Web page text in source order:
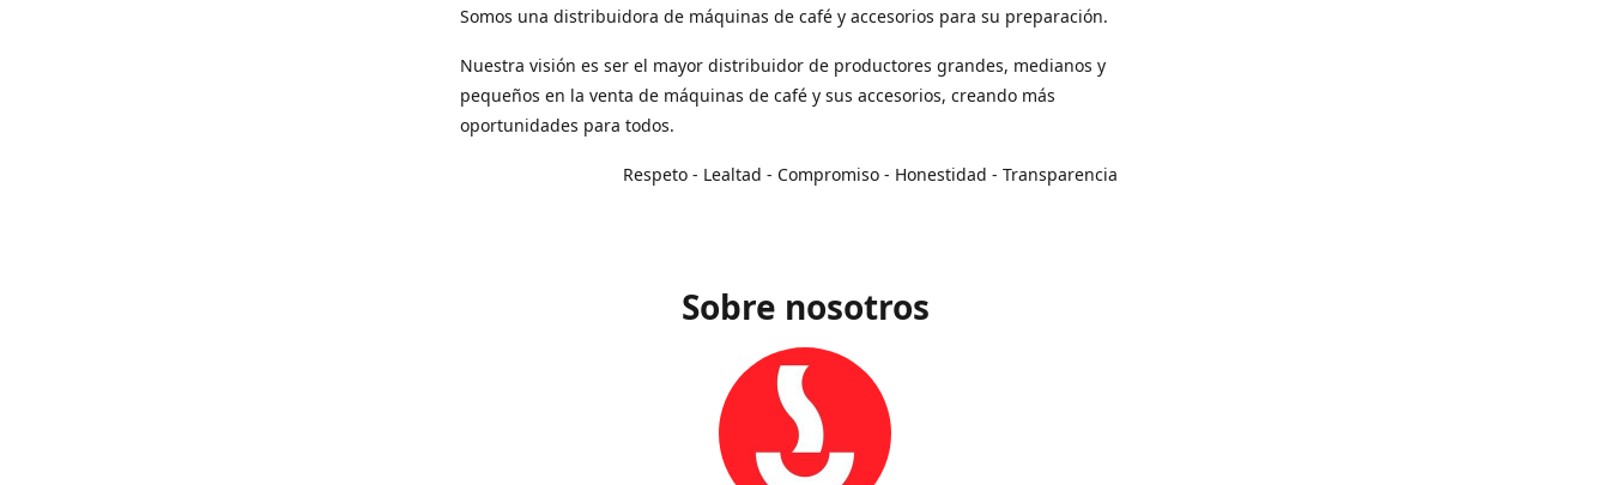
Somos una distribuidora de máquinas de café y accesorios para su preparación.
Nuestra visión es ser el mayor distribuidor de productores grandes, medianos y
pequeños en la venta de máquinas de café y sus accesorios, creando más
oportunidades para todos.
Respeto - Lealtad - Compromiso - Honestidad - Transparencia
Sobre nosotros